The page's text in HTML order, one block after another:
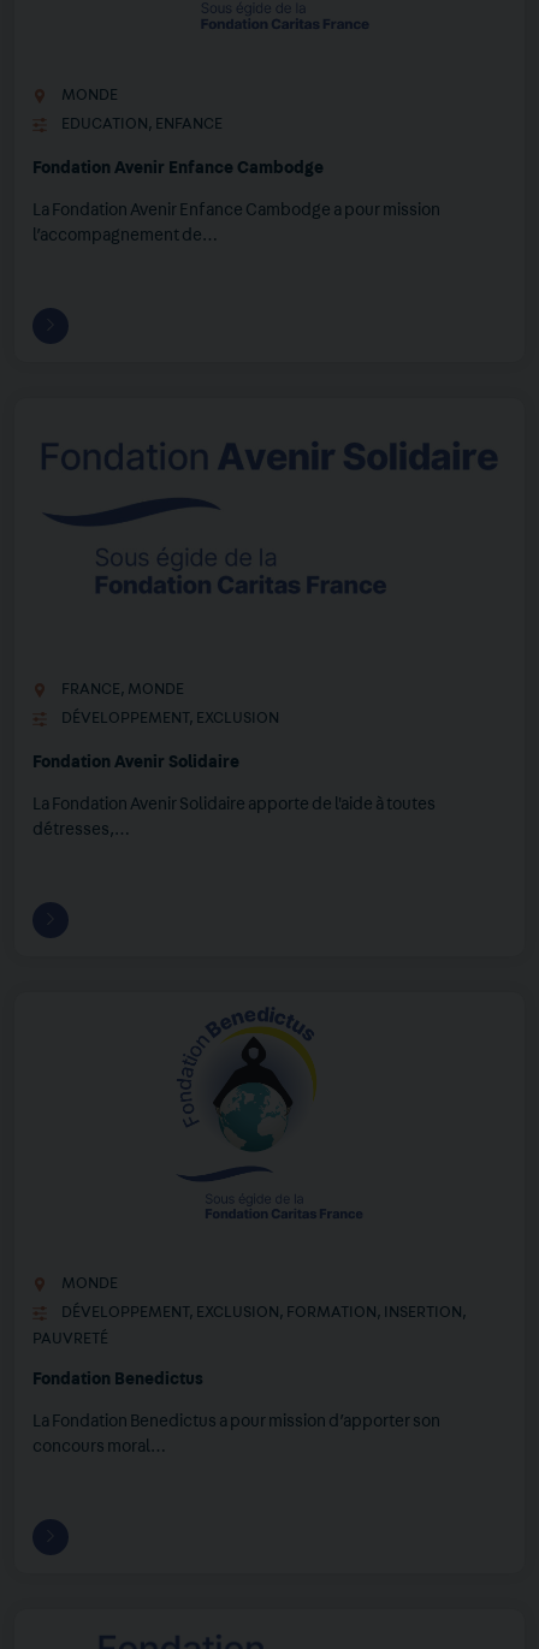
MONDE
EDUCATION , ENFANCE
Fondation Avenir Enfance Cambodge
La Fondation Avenir Enfance Cambodge a pour mission
l’accompagnement de…
FRANCE, MONDE
DÉVELOPPEMENT , EXCLUSION
Fondation Avenir Solidaire
La Fondation Avenir Solidaire apporte de l'aide à toutes
détresses,…
MONDE
DÉVELOPPEMENT , EXCLUSION , FORMATION , INSERTION ,
PAUVRETÉ
Fondation Benedictus
La Fondation Benedictus a pour mission d’apporter son
concours moral…